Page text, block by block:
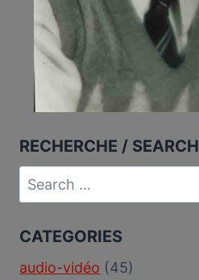
RECHERCHE / SEARCH
Search
for:
CATEGORIES
audio-vidéo (45)